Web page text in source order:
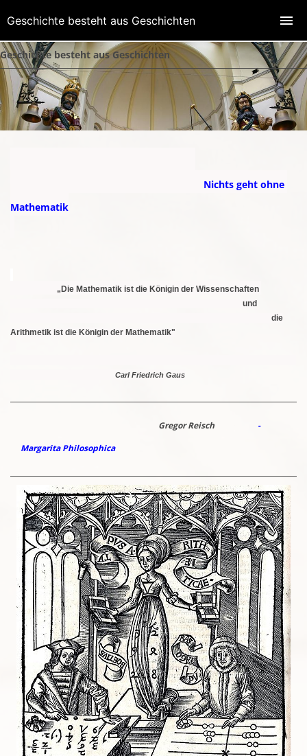
Geschichte besteht aus Geschichten
Nichts geht ohne
Mathematik
„Die Mathematik ist die Königin der Wissenschaften
und
die
Arithmetik ist die Königin der Mathematik"
Carl Friedrich Gaus
Gregor Reisch -
Margarita Philosophica
Geschichte besteht aus Geschichten